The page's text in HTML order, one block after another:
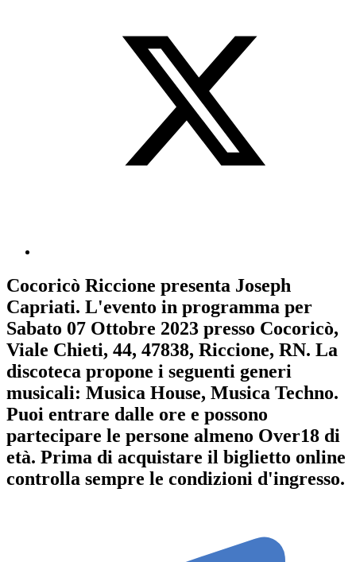
Cocoricò Riccione presenta Joseph
Capriati. L'evento in programma per
Sabato 07 Ottobre 2023 presso Cocoricò,
Viale Chieti, 44, 47838, Riccione, RN. La
discoteca propone i seguenti generi
musicali: Musica House, Musica Techno.
Puoi entrare dalle ore e possono
partecipare le persone almeno Over18 di
età. Prima di acquistare il biglietto online
controlla sempre le condizioni d'ingresso.